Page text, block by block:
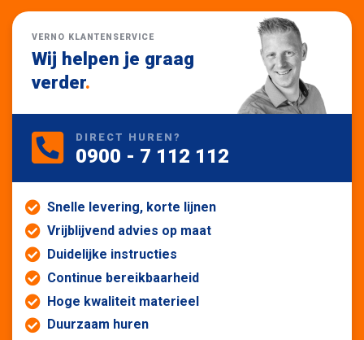
VERNO KLANTENSERVICE
Wij helpen je graag
verder.
DIRECT HUREN?
0900 - 7 112 112
Snelle levering, korte lijnen
Vrijblijvend advies op maat
Duidelijke instructies
Continue bereikbaarheid
Hoge kwaliteit materieel
Duurzaam huren